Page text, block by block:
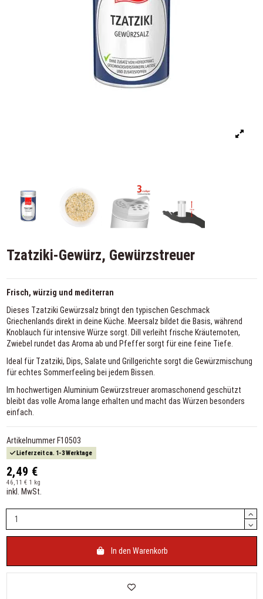
Tzatziki-Gewürz, Gewürzstreuer
Frisch, würzig und mediterran
Dieses Tzatziki Gewürzsalz bringt den typischen Geschmack
Griechenlands direkt in deine Küche. Meersalz bildet die Basis, während
Knoblauch für intensive Würze sorgt. Dill verleiht frische Kräuternoten,
Zwiebel rundet das Aroma ab und Pfeffer sorgt für eine feine Tiefe.
Ideal für Tzatziki, Dips, Salate und Grillgerichte sorgt die Gewürzmischung
für echtes Sommerfeeling bei jedem Bissen.
Im hochwertigen Aluminium Gewürzstreuer aromaschonend geschützt
bleibt das volle Aroma lange erhalten und macht das Würzen besonders
einfach.
Artikelnummer F10503
Lieferzeit ca. 1-3 Werktage
2,49 €
46,11 € 1 kg
inkl. MwSt.
In den Warenkorb